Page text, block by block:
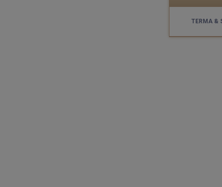
TERMA &